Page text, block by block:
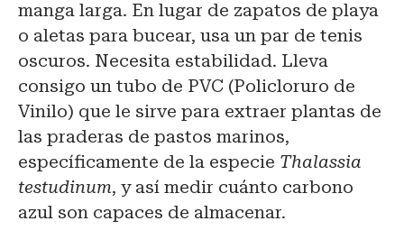
manga larga. En lugar de zapatos de playa
o aletas para bucear, usa un par de tenis
oscuros. Necesita estabilidad. Lleva
consigo un tubo de PVC (Policloruro de
Vinilo) que le sirve para extraer plantas de
las praderas de pastos marinos,
específicamente de la especie Thalassia
testudinum, y así medir cuánto carbono
azul son capaces de almacenar.